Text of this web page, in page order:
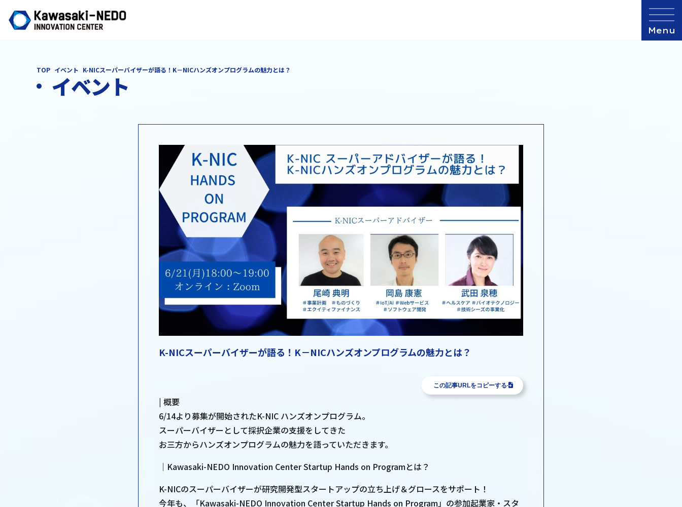
TOP イベント K-NICスーパーバイザーが語る！K－NICハンズオンプログラムの魅力とは？
イベント
K-NICスーパーバイザーが語る！K－NICハンズオンプログラムの魅力とは？
この記事URLをコピーする
| 概要
6/14より募集が開始されたK-NIC ハンズオンプログラム。
スーパーバイザーとして採択企業の支援をしてきた
お三方からハンズオンプログラムの魅力を語っていただきます。
｜Kawasaki-NEDO Innovation Center Startup Hands on Programとは？
K-NICのスーパーバイザーが研究開発型スタートアップの立ち上げ＆グロースをサポート！
今年も、「Kawasaki-NEDO Innovation Center Startup Hands on Program」の参加起業家・スタ